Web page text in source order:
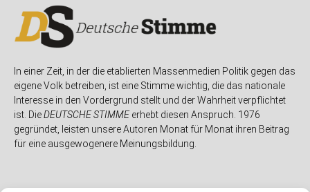
In einer Zeit, in der die etablierten Massenmedien Politik gegen das
eigene Volk betreiben, ist eine Stimme wichtig, die das nationale
Interesse in den Vordergrund stellt und der Wahrheit verpflichtet
ist. DieDEUTSCHE STIMMEerhebt diesen Anspruch. 1976
gegründet, leisten unsere Autoren Monat für Monat ihren Beitrag
für eine ausgewogenere Meinungsbildung.